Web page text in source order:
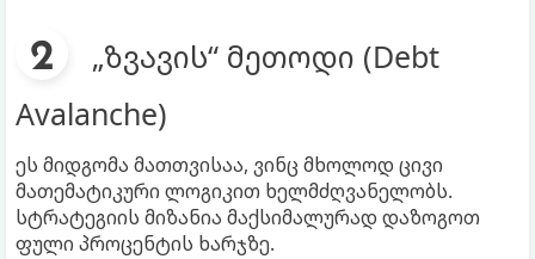
„ზვავის“ მეთოდი (Debt
Avalanche)
ეს მიდგომა მათთვისაა, ვინც მხოლოდ ცივი
მათემატიკური ლოგიკით ხელმძღვანელობს.
სტრატეგიის მიზანია მაქსიმალურად დაზოგოთ
ფული პროცენტის ხარჯზე.